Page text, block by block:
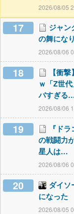
2026/08/05
17
ジャン
の舞にな
2026/08/06
18
【衝
ｗ「Z世
バすぎる
2026/08/06
19
『ド
の戦闘力
星人は…
2026/08/06
20
ダイソ
になった
2026/08/05